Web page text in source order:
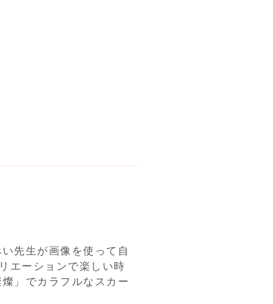
先生が画像を使って自
エーションで楽しい時
」でカラフルなスカー